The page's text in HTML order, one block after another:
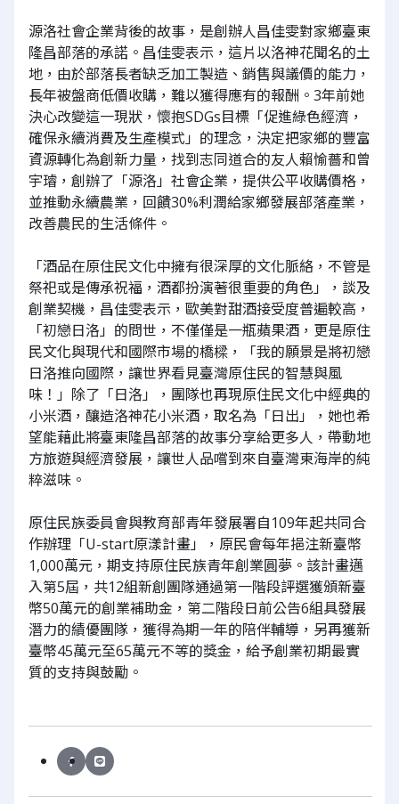
源洛社會企業背後的故事，是創辦人昌佳雯對家鄉臺東
隆昌部落的承諾。昌佳雯表示，這片以洛神花聞名的土
地，由於部落長者缺乏加工製造、銷售與議價的能力，
長年被盤商低價收購，難以獲得應有的報酬。3年前她
決心改變這一現狀，懷抱SDGs目標「促進綠色經濟，
確保永續消費及生產模式」的理念，決定把家鄉的豐富
資源轉化為創新力量，找到志同道合的友人賴愉薔和曾
宇璿，創辦了「源洛」社會企業，提供公平收購價格，
並推動永續農業，回饋30%利潤給家鄉發展部落產業，
改善農民的生活條件。
「酒品在原住民文化中擁有很深厚的文化脈絡，不管是
祭祀或是傳承祝福，酒都扮演著很重要的角色」，談及
創業契機，昌佳雯表示，歐美對甜酒接受度普遍較高，
「初戀日洛」的問世，不僅僅是一瓶蘋果酒，更是原住
民文化與現代和國際市場的橋樑，「我的願景是將初戀
日洛推向國際，讓世界看見臺灣原住民的智慧與風
味！」除了「日洛」，團隊也再現原住民文化中經典的
小米酒，釀造洛神花小米酒，取名為「日出」，她也希
望能藉此將臺東隆昌部落的故事分享給更多人，帶動地
方旅遊與經濟發展，讓世人品嚐到來自臺灣東海岸的純
粹滋味。
原住民族委員會與教育部青年發展署自109年起共同合
作辦理「U-start原漾計畫」，原民會每年挹注新臺幣
1,000萬元，期支持原住民族青年創業圓夢。該計畫邁
入第5屆，共12組新創團隊通過第一階段評選獲頒新臺
幣50萬元的創業補助金，第二階段日前公告6組具發展
潛力的績優團隊，獲得為期一年的陪伴輔導，另再獲新
臺幣45萬元至65萬元不等的獎金，給予創業初期最實
質的支持與鼓勵。